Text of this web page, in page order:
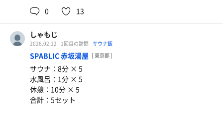
0
13
しゃもじ
2026.02.12 1回目の訪問 サウナ飯
SPABLIC 赤坂湯屋 [ 東京都 ]
サウナ：8分 × 5
水風呂：1分 × 5
休憩：10分 × 5
合計：5セット